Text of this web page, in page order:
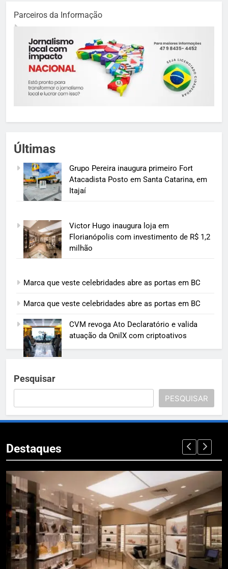
Parceiros da Informação
Últimas
Grupo Pereira inaugura primeiro Fort
Atacadista Posto em Santa Catarina, em
Itajaí
Victor Hugo inaugura loja em
Florianópolis com investimento de R$ 1,2
milhão
Marca que veste celebridades abre as portas em BC
Marca que veste celebridades abre as portas em BC
CVM revoga Ato Declaratório e valida
atuação da OnilX com criptoativos
Pesquisar
PESQUISAR
Destaques